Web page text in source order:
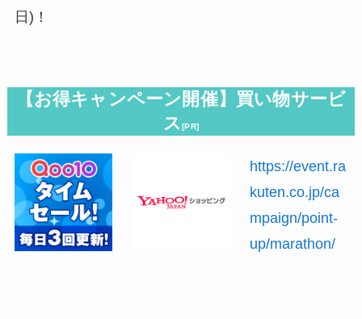
日)！
【お得キャンペーン開催】買い物サービ
ス[PR]
https://event.ra
kuten.co.jp/ca
mpaign/point-
up/marathon/